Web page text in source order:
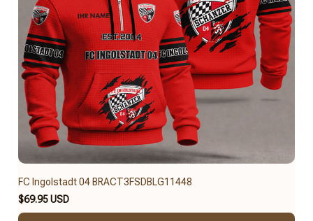
FC Ingolstadt 04 BRACT3FSDBLG11448
$69.95 USD